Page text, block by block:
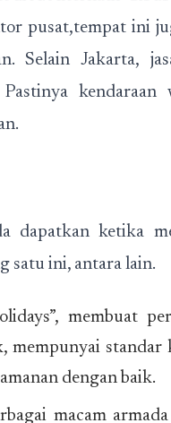
pusat,tempat ini
Selain Jakarta,
kendaraan
dapatkan ketika
satu ini, antara lain.
membuat
mempunyai standar
dengan baik.
macam